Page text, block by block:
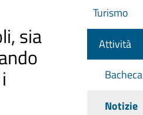
sia
Turismo
Attività
Bacheca
Notizie